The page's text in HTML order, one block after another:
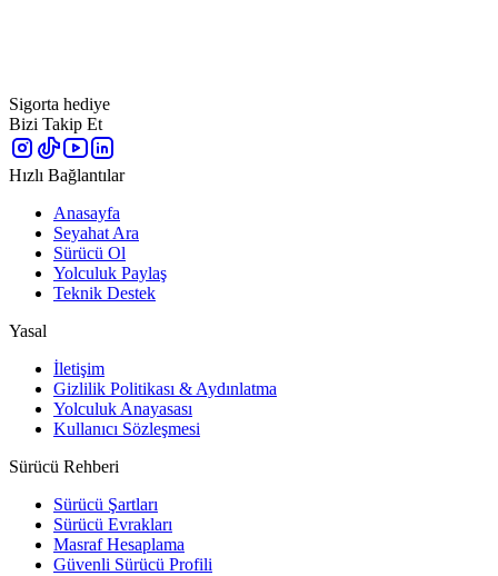
Sigorta hediye
Bizi Takip Et
Hızlı Bağlantılar
Anasayfa
Seyahat Ara
Sürücü Ol
Yolculuk Paylaş
Teknik Destek
Yasal
İletişim
Gizlilik Politikası & Aydınlatma
Yolculuk Anayasası
Kullanıcı Sözleşmesi
Sürücü Rehberi
Sürücü Şartları
Sürücü Evrakları
Masraf Hesaplama
Güvenli Sürücü Profili